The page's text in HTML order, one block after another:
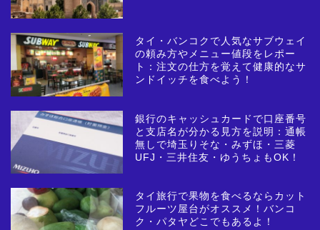
タイ・バンコクで人気なサブウェイ
の頼み方やメニュー値段をレポー
ト：注文の仕方を覚えて健康的なサ
ンドイッチを食べよう！
銀行のキャッシュカードで口座番号
と支店名が分かる見方を説明：通帳
無しで埼玉りそな・みずほ・三菱
UFJ・三井住友・ゆうちょもOK！
タイ旅行で果物を食べるならカット
フルーツ屋台がオススメ！バンコ
ク・パタヤどこでもあるよ！